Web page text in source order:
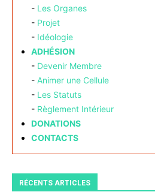
- Les Organes
- Projet
- Idéologie
ADHÉSION
- Devenir Membre
- Animer une Cellule
- Les Statuts
- Règlement Intérieur
DONATIONS
CONTACTS
RÉCENTS ARTICLES